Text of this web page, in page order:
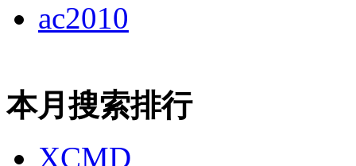
ac2010
本月搜索排行
XCMD